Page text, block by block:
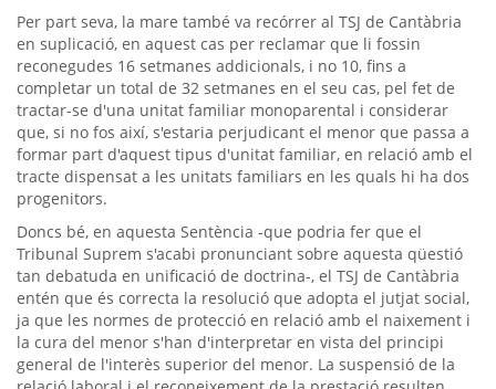
Per part seva, la mare també va recórrer al TSJ de Cantàbria
en suplicació, en aquest cas per reclamar que li fossin
reconegudes 16 setmanes addicionals, i no 10, fins a
completar un total de 32 setmanes en el seu cas, pel fet de
tractar-se d'una unitat familiar monoparental i considerar
que, si no fos així, s'estaria perjudicant el menor que passa a
formar part d'aquest tipus d'unitat familiar, en relació amb el
tracte dispensat a les unitats familiars en les quals hi ha dos
progenitors.
Doncs bé, en aquesta Sentència -que podria fer que el
Tribunal Suprem s'acabi pronunciant sobre aquesta qüestió
tan debatuda en unificació de doctrina-, el TSJ de Cantàbria
entén que és correcta la resolució que adopta el jutjat social,
ja que les normes de protecció en relació amb el naixement i
la cura del menor s'han d'interpretar en vista del principi
general de l'interès superior del menor. La suspensió de la